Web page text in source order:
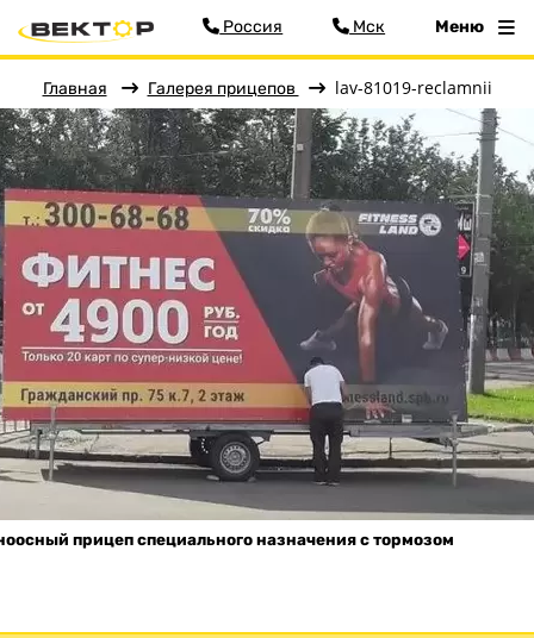
Меню
Главная
Прицепы
Запчасти
Хоз. товары
Дилеры
О заводе
Контакты
Тюнинг прицепов
Получить прицеп
Оплата
Россия Мск Меню
Главная Галерея прицепов lav-81019-reclamnii
прицеп специального назначения с тормозом